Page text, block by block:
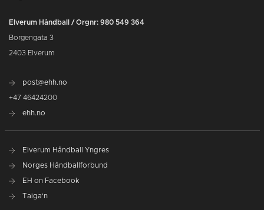
Elverum Håndball / Orgnr: 980 549 364
Borgengata 3
2403 Elverum
post@ehh.no
+47 46424200
ehh.no
Elverum Håndball Yngres
Norges Håndballforbund
EH on Facebook
Taiga'n